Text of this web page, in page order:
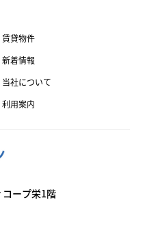
賃貸物件
新着情報
当社について
利用案内
ープ栄1階